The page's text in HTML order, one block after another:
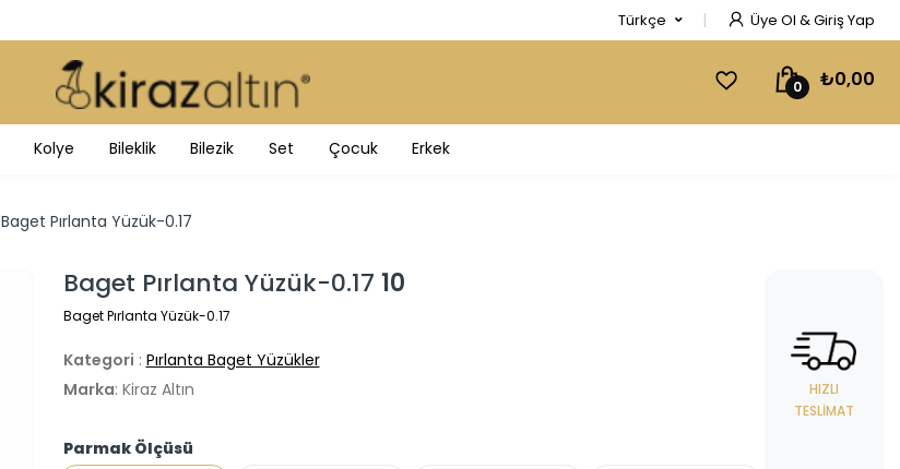
Türkçe Üye Ol & Giriş Yap
0 ₺0,00
Kolye Bileklik Bilezik Set Çocuk Erkek
Baget Pırlanta Yüzük-0.17
Baget Pırlanta Yüzük-0.17 10
Baget Pırlanta Yüzük-0.17
Kategori : Pırlanta Baget Yüzükler
Marka: Kiraz Altın
Parmak Ölçüsü
HIZLI
TESLIMAT